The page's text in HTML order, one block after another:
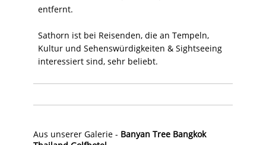
entfernt.
Sathorn ist bei Reisenden, die an Tempeln,
Kultur und Sehenswürdigkeiten & Sightseeing
interessiert sind, sehr beliebt.
Aus unserer Galerie - Banyan Tree Bangkok